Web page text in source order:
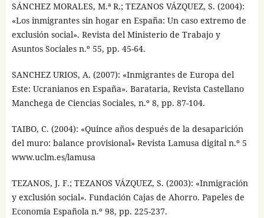
SÁNCHEZ MORALES, M.ª R.; TEZANOS VÁZQUEZ, S. (2004):
«Los inmigrantes sin hogar en España: Un caso extremo de
exclusión social». Revista del Ministerio de Trabajo y
Asuntos Sociales n.º 55, pp. 45-64.
SANCHEZ URIOS, A. (2007): «Inmigrantes de Europa del
Este: Ucranianos en España». Barataria, Revista Castellano
Manchega de Ciencias Sociales, n.º 8, pp. 87-104.
TAIBO, C. (2004): «Quince años después de la desaparición
del muro: balance provisional» Revista Lamusa digital n.º 5
www.uclm.es/lamusa
TEZANOS, J. F.; TEZANOS VÁZQUEZ, S. (2003): «Inmigración
y exclusión social». Fundación Cajas de Ahorro. Papeles de
Economía Española n.º 98, pp. 225-237.